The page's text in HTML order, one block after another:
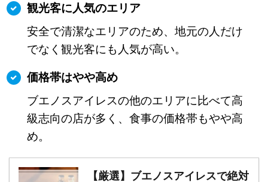
観光客に人気のエリア
安全で清潔なエリアのため、地元の人だけ
でなく観光客にも人気が高い。
価格帯はやや高め
ブエノスアイレスの他のエリアに比べて高
級志向の店が多く、食事の価格帯もやや高
め。
【厳選】ブエノスアイレスで絶対